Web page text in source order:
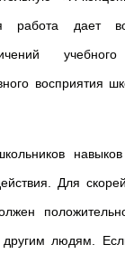
работа дает
восприятия
навыков
Для
людям.